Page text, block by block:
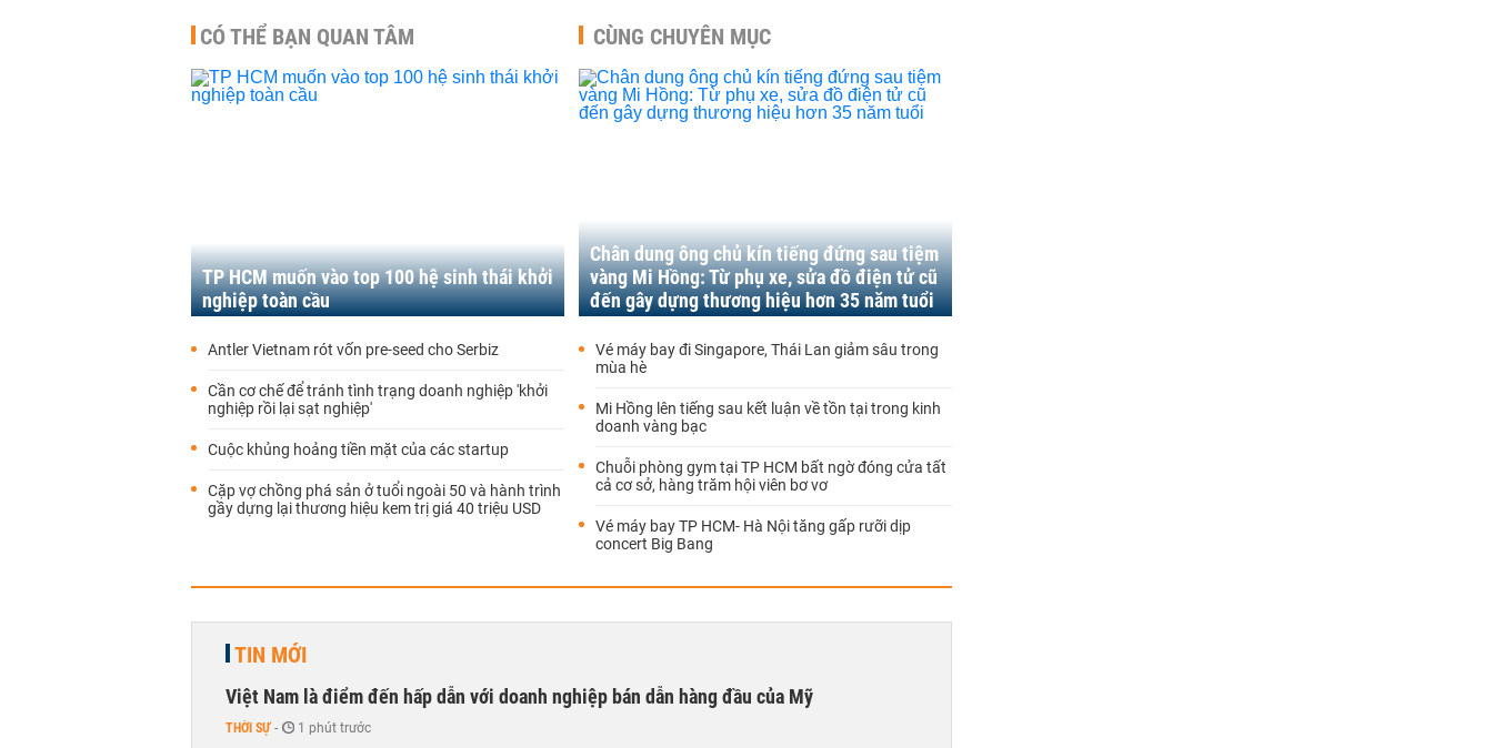
CÓ THỂ BẠN QUAN TÂM
TP HCM muốn vào top 100 hệ sinh thái khởi
nghiệp toàn cầu
Antler Vietnam rót vốn pre-seed cho Serbiz
Cần cơ chế để tránh tình trạng doanh nghiệp 'khởi
nghiệp rồi lại sạt nghiệp'
Cuộc khủng hoảng tiền mặt của các startup
Cặp vợ chồng phá sản ở tuổi ngoài 50 và hành trình
gầy dựng lại thương hiệu kem trị giá 40 triệu USD
CÙNG CHUYÊN MỤC
Chân dung ông chủ kín tiếng đứng sau tiệm
vàng Mi Hồng: Từ phụ xe, sửa đồ điện tử cũ
đến gây dựng thương hiệu hơn 35 năm tuổi
Vé máy bay đi Singapore, Thái Lan giảm sâu trong
mùa hè
Mi Hồng lên tiếng sau kết luận về tồn tại trong kinh
doanh vàng bạc
Chuỗi phòng gym tại TP HCM bất ngờ đóng cửa tất
cả cơ sở, hàng trăm hội viên bơ vơ
Vé máy bay TP HCM- Hà Nội tăng gấp rưỡi dịp
concert Big Bang
TIN MỚI
Việt Nam là điểm đến hấp dẫn với doanh nghiệp bán dẫn hàng đầu của Mỹ
THỜI SỰ - 1 phút trước